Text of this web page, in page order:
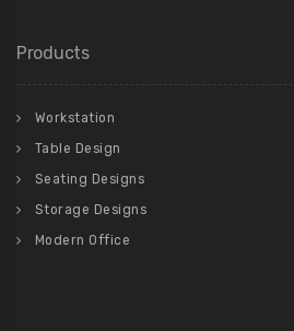
Products
Workstation
Table Design
Seating Designs
Storage Designs
Modern Office